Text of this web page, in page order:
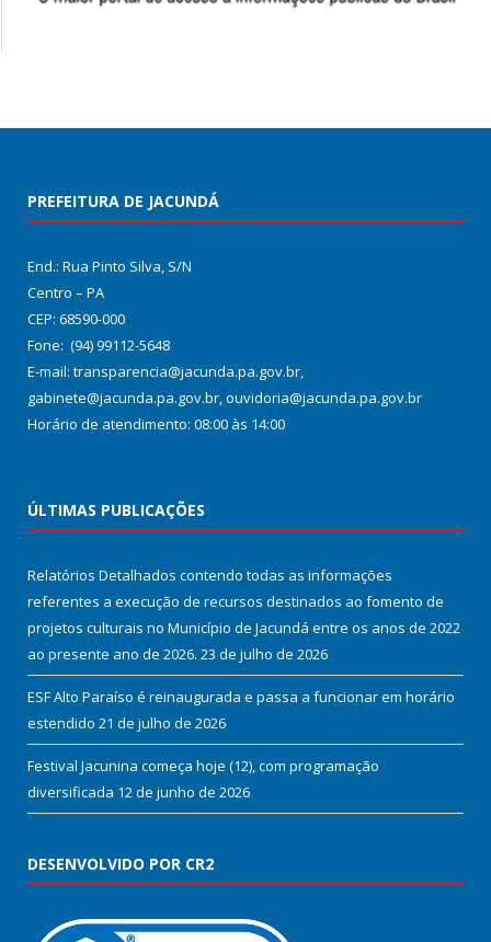
PREFEITURA DE JACUNDÁ
End.: Rua Pinto Silva, S/N
Centro – PA
CEP: 68590-000
Fone: (94) 99112-5648
E-mail: transparencia@jacunda.pa.gov.br,
gabinete@jacunda.pa.gov.br, ouvidoria@jacunda.pa.gov.br
Horário de atendimento: 08:00 às 14:00
ÚLTIMAS PUBLICAÇÕES
Relatórios Detalhados contendo todas as informações
referentes a execução de recursos destinados ao fomento de
projetos culturais no Município de Jacundá entre os anos de 2022
ao presente ano de 2026. 23 de julho de 2026
ESF Alto Paraíso é reinaugurada e passa a funcionar em horário
estendido 21 de julho de 2026
Festival Jacunina começa hoje (12), com programação
diversificada 12 de junho de 2026
DESENVOLVIDO POR CR2